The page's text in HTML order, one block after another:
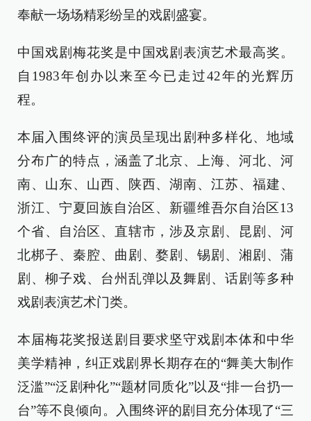
奉献一场场精彩纷呈的戏剧盛宴。
中国戏剧梅花奖是中国戏剧表演艺术最高奖。
自1983年创办以来至今已走过42年的光辉历
程。
本届入围终评的演员呈现出剧种多样化、地域
分布广的特点，涵盖了北京、上海、河北、河
南、山东、山西、陕西、湖南、江苏、福建、
浙江、宁夏回族自治区、新疆维吾尔自治区13
个省、自治区、直辖市，涉及京剧、昆剧、河
北梆子、秦腔、曲剧、婺剧、锡剧、湘剧、蒲
剧、柳子戏、台州乱弹以及舞剧、话剧等多种
戏剧表演艺术门类。
本届梅花奖报送剧目要求坚守戏剧本体和中华
美学精神，纠正戏剧界长期存在的“舞美大制作
泛滥”“泛剧种化”“题材同质化”以及“排一台扔一
台”等不良倾向。入围终评的剧目充分体现了“三